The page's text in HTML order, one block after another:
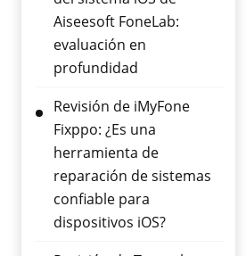
Aiseesoft FoneLab:
evaluación en
profundidad
Revisión de iMyFone
Fixppo: ¿Es una
herramienta de
reparación de sistemas
confiable para
dispositivos iOS?